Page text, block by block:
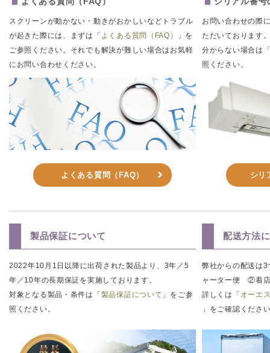
スクリーンが動かない・動きがおかしいなどトラブル
が起きた際には、まずは「 よくある質問（FAQ）
」を
ご参照ください。それでも解決が難しい場合はお気軽
にお問い合わせください。
よくある質問（FAQ）
お問い合わせの際
ただいております
分からない場合は
照ください。
シリ
製品保証について
2022年10月1日以降に出荷された製品より、3年／5
年／10年の長期保証を実施しております。
対象となる製品・条件は「 製品保証について 」をご参
照ください。
配送方法
弊社からの配送は
ャーター便 ②着
詳しくは「 オーエ
」をご確認くださ